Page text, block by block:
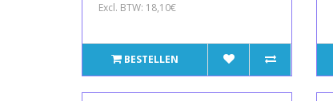
Excl. BTW: 18,10€
BESTELLEN